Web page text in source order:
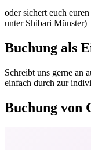
oder sichert euch
unter Shibari Münster)
Buchung als
Schreibt uns gerne an
einfach durch zur
Buchung von